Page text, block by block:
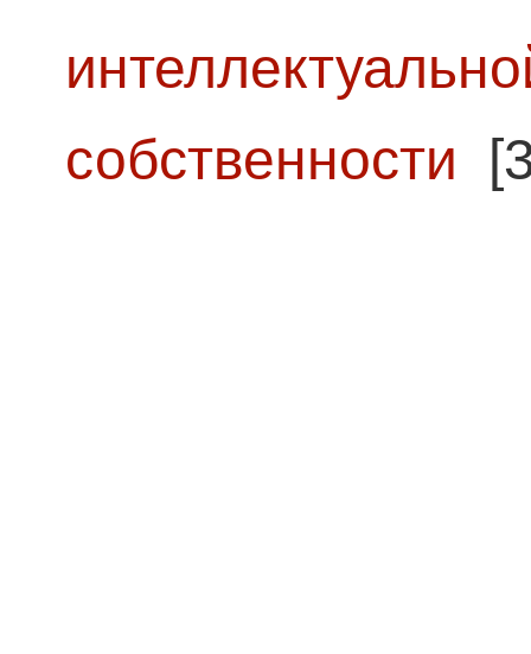
собственности